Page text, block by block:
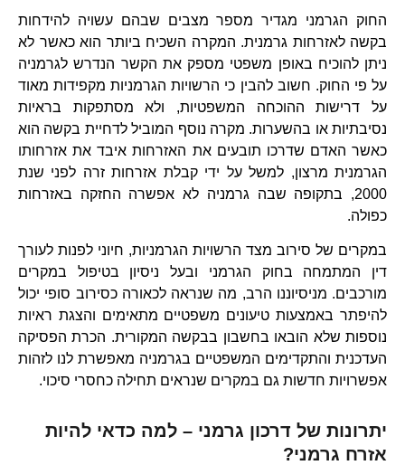
החוק הגרמני מגדיר מספר מצבים שבהם עשויה להידחות
בקשה לאזרחות גרמנית. המקרה השכיח ביותר הוא כאשר לא
ניתן להוכיח באופן משפטי מספק את הקשר הנדרש לגרמניה
על פי החוק. חשוב להבין כי הרשויות הגרמניות מקפידות מאוד
על דרישות ההוכחה המשפטיות, ולא מסתפקות בראיות
נסיבתיות או בהשערות. מקרה נוסף המוביל לדחיית בקשה הוא
כאשר האדם שדרכו תובעים את האזרחות איבד את אזרחותו
הגרמנית מרצון, למשל על ידי קבלת אזרחות זרה לפני שנת
2000, בתקופה שבה גרמניה לא אפשרה החזקה באזרחות
כפולה.
במקרים של סירוב מצד הרשויות הגרמניות, חיוני לפנות לעורך
דין המתמחה בחוק הגרמני ובעל ניסיון בטיפול במקרים
מורכבים. מניסיוננו הרב, מה שנראה לכאורה כסירוב סופי יכול
להיפתר באמצעות טיעונים משפטיים מתאימים והצגת ראיות
נוספות שלא הובאו בחשבון בבקשה המקורית. הכרת הפסיקה
העדכנית והתקדימים המשפטיים בגרמניה מאפשרת לנו לזהות
אפשרויות חדשות גם במקרים שנראים תחילה כחסרי סיכוי.
יתרונות של דרכון גרמני – למה כדאי להיות
אזרח גרמני?